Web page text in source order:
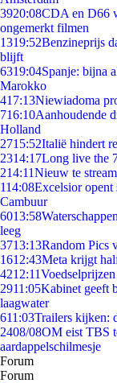
3920:08CDA en D66
ongemerkt filmen
1319:52Benzineprijs
blijft
6319:04Spanje: bijna
Marokko
417:13Niewiadoma
716:10Aanhoudende
Holland
2715:52Italië hindert
2314:17Long live the
214:11Nieuw te
114:08Excelsior opent
Cambuur
6013:58
leeg
3713:13Random Pics
1612:43Meta krijgt
4212:11
2911:05Kabinet geeft
laagwater
611:03Trailers kijken:
2408/08OM eist TBS
aardappelschilmesje
Forum
Forum